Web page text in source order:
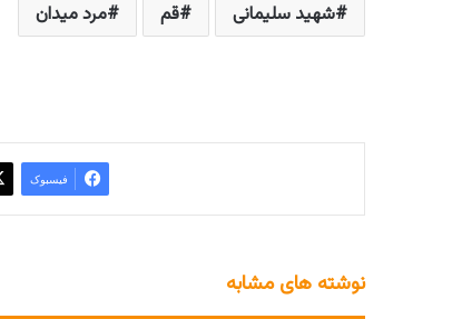
شهید سلیمانی
قم مرد میدان
فیسبوک
نوشته های مشابه